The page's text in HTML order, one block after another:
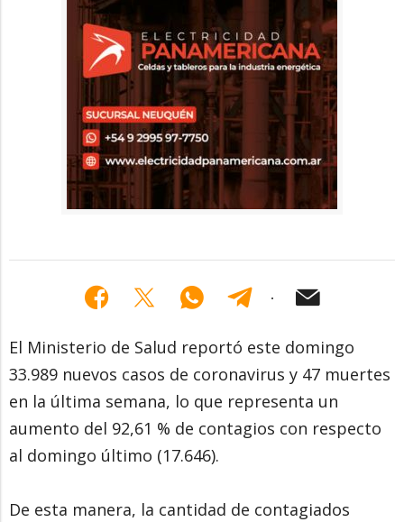
El Ministerio de Salud reportó este domingo
33.989 nuevos casos de coronavirus y 47 muertes
en la última semana, lo que representa un
aumento del 92,61 % de contagios con respecto
al domingo último (17.646).
De esta manera, la cantidad de contagiados